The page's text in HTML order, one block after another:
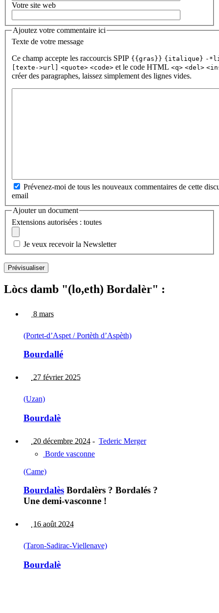
Votre site web
Ajoutez votre commentaire ici
Texte de votre message
Ce champ accepte les raccourcis SPIP {{gras}} {italique} -
[texte->url]
<quote> <code> et le code HTML <q> <del>
créer des paragraphes, laissez simplement des lignes vides.
Prévenez-moi de tous les nouveaux commentaires de cette
email
Ajouter un document
Extensions autorisées : toutes
Je veux recevoir la Newsletter
Lòcs damb "(lo,eth) Bordalèr" :
8 mars
(Portet-d’Aspet / Portèth d’Aspèth)
Bourdallé
27 février 2025
(Uzan)
Bourdalè
20 décembre 2024 - Tederic Merger
Borde vasconne
(Came)
Bourdalès Bordalèrs ? Bordalés ?
Une demi-vasconne !
16 août 2024
(Taron-Sadirac-Viellenave)
Bourdalè